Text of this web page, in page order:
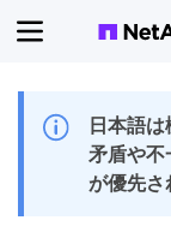
日本語
矛盾や不
が優先さ